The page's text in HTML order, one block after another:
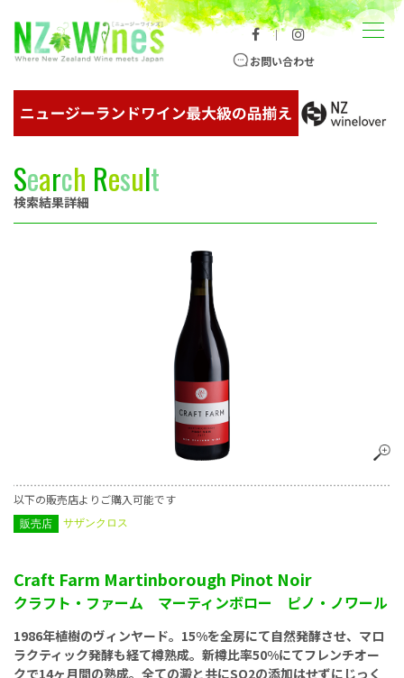
ニュージーランドワイン総合サイト
｜
お問い合わせ
メニュー
Search Result
検索結果詳細
以下の販売店よりご購入可能です
販売店
サザンクロス
Craft Farm Martinborough Pinot Noir
クラフト・ファーム マーティンボロー ピノ・ノワール
1986年植樹のヴィンヤード。15%を全房にて自然発酵させ、マロ
ラクティック発酵も経て樽熟成。新樽比率50%にてフレンチオー
クで14ヶ月間の熟成。全ての澱と共にSO2の添加はせずにじっく